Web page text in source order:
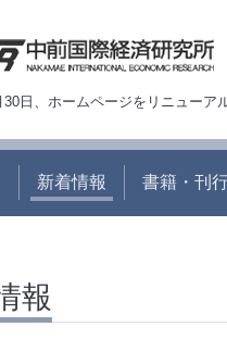
30日、ホームページをリニューア
新着情報 書籍・刊
報